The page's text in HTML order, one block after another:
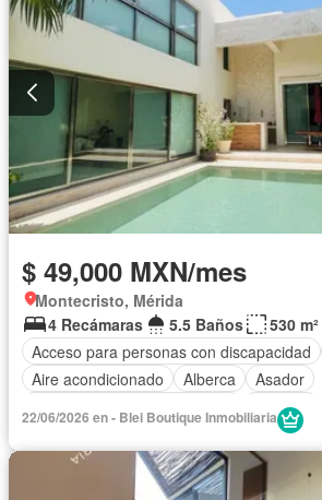
Seguridad
Televisión por cable
Zonas verdes
Permite mascotas
Sin amueblar
$ 49,000 MXN/mes
Montecristo, Mérida
4 Recámaras
5.5 Baños
530 m²
Acceso para personas con discapacidad
Aire acondicionado
Alberca
Asador
Cisterna
Cuarto de Limpieza
Electricidad
Estacionamiento Internet
Recámara con closet
22/06/2026 en - Blei Boutique Inmobiliaria